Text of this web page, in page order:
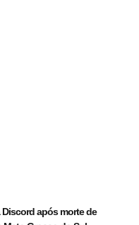
após morte de